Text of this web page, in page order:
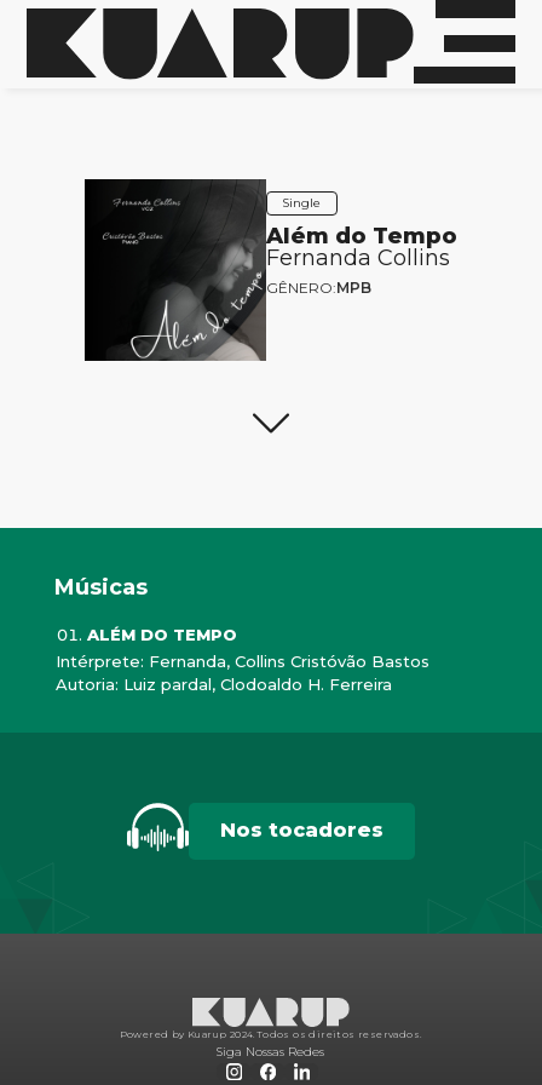
Single
Além do Tempo
Fernanda Collins
GÊNERO:MPB
Músicas
ALÉM DO TEMPO
Intérprete: Fernanda, Collins Cristóvão Bastos
Autoria: Luiz pardal, Clodoaldo H. Ferreira
Nos tocadores
Powered by Kuarup 2024. Todos os direitos reservados.
Siga Nossas Redes